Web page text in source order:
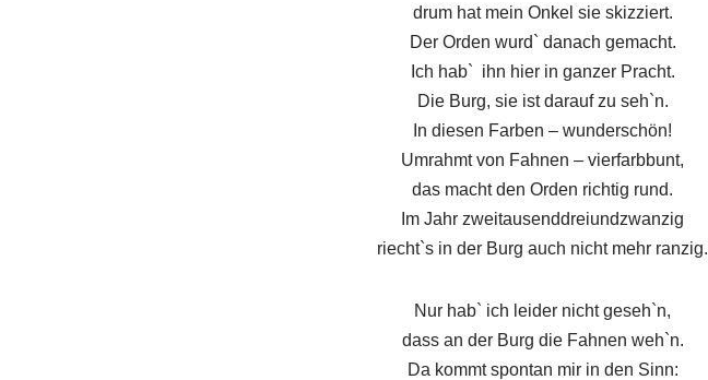
drum hat mein Onkel sie skizziert.
Der Orden wurd` danach gemacht.
Ich hab` ihn hier in ganzer Pracht.
Die Burg, sie ist darauf zu seh`n.
In diesen Farben – wunderschön!
Umrahmt von Fahnen – vierfarbbunt,
das macht den Orden richtig rund.
Im Jahr zweitausenddreiundzwanzig
riecht`s in der Burg auch nicht mehr ranzig.
Nur hab` ich leider nicht geseh`n,
dass an der Burg die Fahnen weh`n.
Da kommt spontan mir in den Sinn: